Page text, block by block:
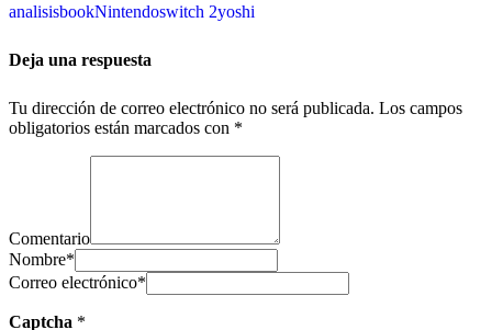
analisisbookNintendoswitch 2yoshi
Deja una respuesta
Tu dirección de correo electrónico no será publicada. Los campos
obligatorios están marcados con *
Comentario
Nombre*
Correo electrónico*
Captcha *